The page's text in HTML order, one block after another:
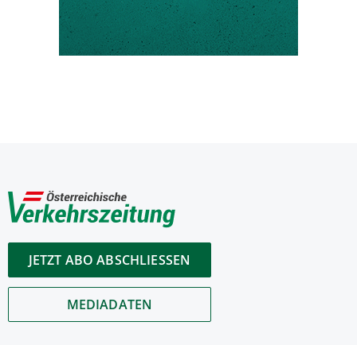
JETZT ABO ABSCHLIESSEN
MEDIADATEN